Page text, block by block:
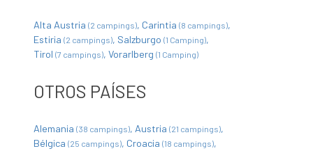
Alta Austria (2 campings) Carintia (8 campings)
Estiria (2 campings) Salzburgo (1 Camping)
Tirol (7 campings) Vorarlberg (1 Camping)
OTROS PAÍSES
Alemania (38 campings) Austria (21 campings)
Bélgica (25 campings) Croacia (18 campings)